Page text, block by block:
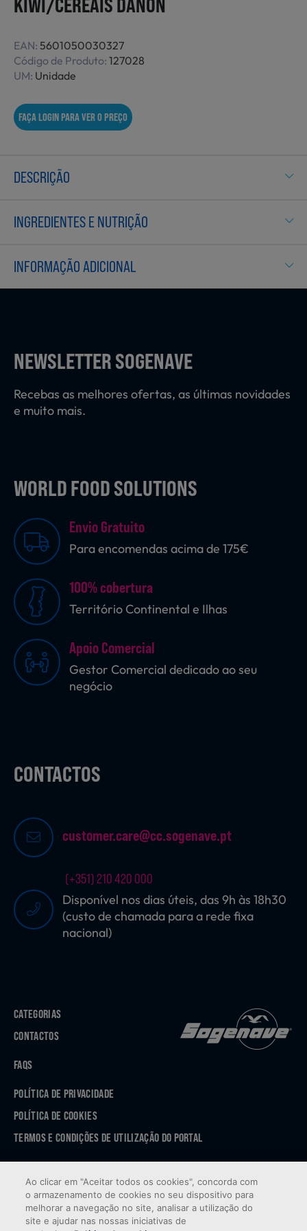
Refeições Prontas
Frutas e Legumes
Mercearia
Nutrição Clínica
Bebidas e Garrafeira
Produtos Vegetarianos
Sobremesas
EAN: 5601050030327
Código de Produto: 127028
UM: Unidade
FAÇA LOGIN PARA VER O PREÇO
DESCRIÇÃO
INGREDIENTES E NUTRIÇÃO
INFORMAÇÃO ADICIONAL
NEWSLETTER SOGENAVE
Recebas as melhores ofertas, as últimas novidades
e muito mais.
WORLD FOOD SOLUTIONS
Envio Gratuito
Para encomendas acima de 175€
100% cobertura
Território Continental e Ilhas
Apoio Comercial
Gestor Comercial dedicado ao seu
negócio
CONTACTOS
customer.care@cc.sogenave.pt
(+351) 210 420 000
Disponível nos dias úteis, das 9h às 18h30
(custo de chamada para a rede fixa
nacional)
CATEGORIAS
CONTACTOS
FAQS
POLÍTICA DE PRIVACIDADE
POLÍTICA DE COOKIES
TERMOS E CONDIÇÕES DE UTILIZAÇÃO DO PORTAL
GOOGLE PLAY
Ao clicar em "Aceitar todos os cookies", concorda com
o armazenamento de cookies no seu dispositivo para
melhorar a navegação no site, analisar a utilização do
site e ajudar nas nossas iniciativas de